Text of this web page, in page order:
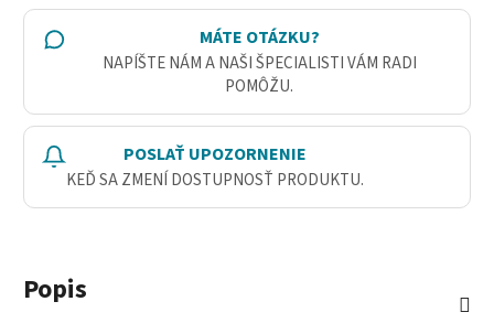
MÁTE OTÁZKU?
NAPÍŠTE NÁM A NAŠI ŠPECIALISTI VÁM RADI
POMÔŽU.
POSLAŤ UPOZORNENIE
KEĎ SA ZMENÍ DOSTUPNOSŤ PRODUKTU.
Popis